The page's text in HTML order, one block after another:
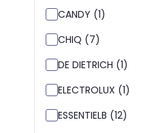
CANDY (1)
CHIQ (7)
DE DIETRICH (1)
ELECTROLUX (1)
ESSENTIELB (12)